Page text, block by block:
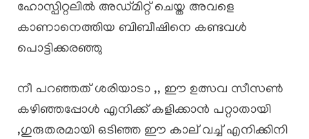
ഹോസ്പിറ്റലിൽ അഡ്മിറ്റ് ചെയ്ത അവളെ
കാണാനെത്തിയ ബിബീഷിനെ കണ്ടവൾ
പൊട്ടിക്കരഞ്ഞു
നീ പറഞ്ഞത് ശരിയാടാ ,, ഈ ഉത്സവ സീസൺ
കഴിഞ്ഞപ്പോൾ എനിക്ക് കളിക്കാൻ പറ്റാതായി
,ഗുരുതരമായി ഒടിഞ്ഞ ഈ കാല് വച്ച് എനിക്കിനി